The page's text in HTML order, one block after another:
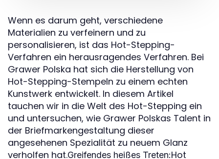
Wenn es darum geht, verschiedene
Materialien zu verfeinern und zu
personalisieren, ist das Hot-Stepping-
Verfahren ein herausragendes Verfahren. Bei
Grawer Polska hat sich die Herstellung von
Hot-Stepping-Stempeln zu einem echten
Kunstwerk entwickelt. In diesem Artikel
tauchen wir in die Welt des Hot-Stepping ein
und untersuchen, wie Grawer Polskas Talent in
der Briefmarkengestaltung dieser
angesehenen Spezialität zu neuem Glanz
verholfen hat.Greifendes heißes Treten:Hot